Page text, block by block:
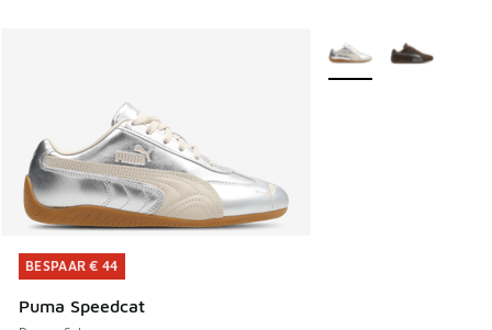
BESPAAR € 44
Puma Speedcat
BESPAAR € 44
Meer kleuren